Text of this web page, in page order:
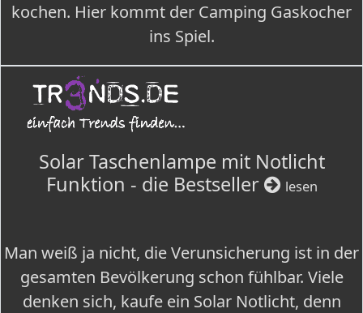
kochen. Hier kommt der Camping Gaskocher
ins Spiel.
Solar Taschenlampe mit Notlicht
Funktion - die Bestseller
lesen
Man weiß ja nicht, die Verunsicherung ist in der
gesamten Bevölkerung schon fühlbar. Viele
denken sich, kaufe ein Solar Notlicht, denn